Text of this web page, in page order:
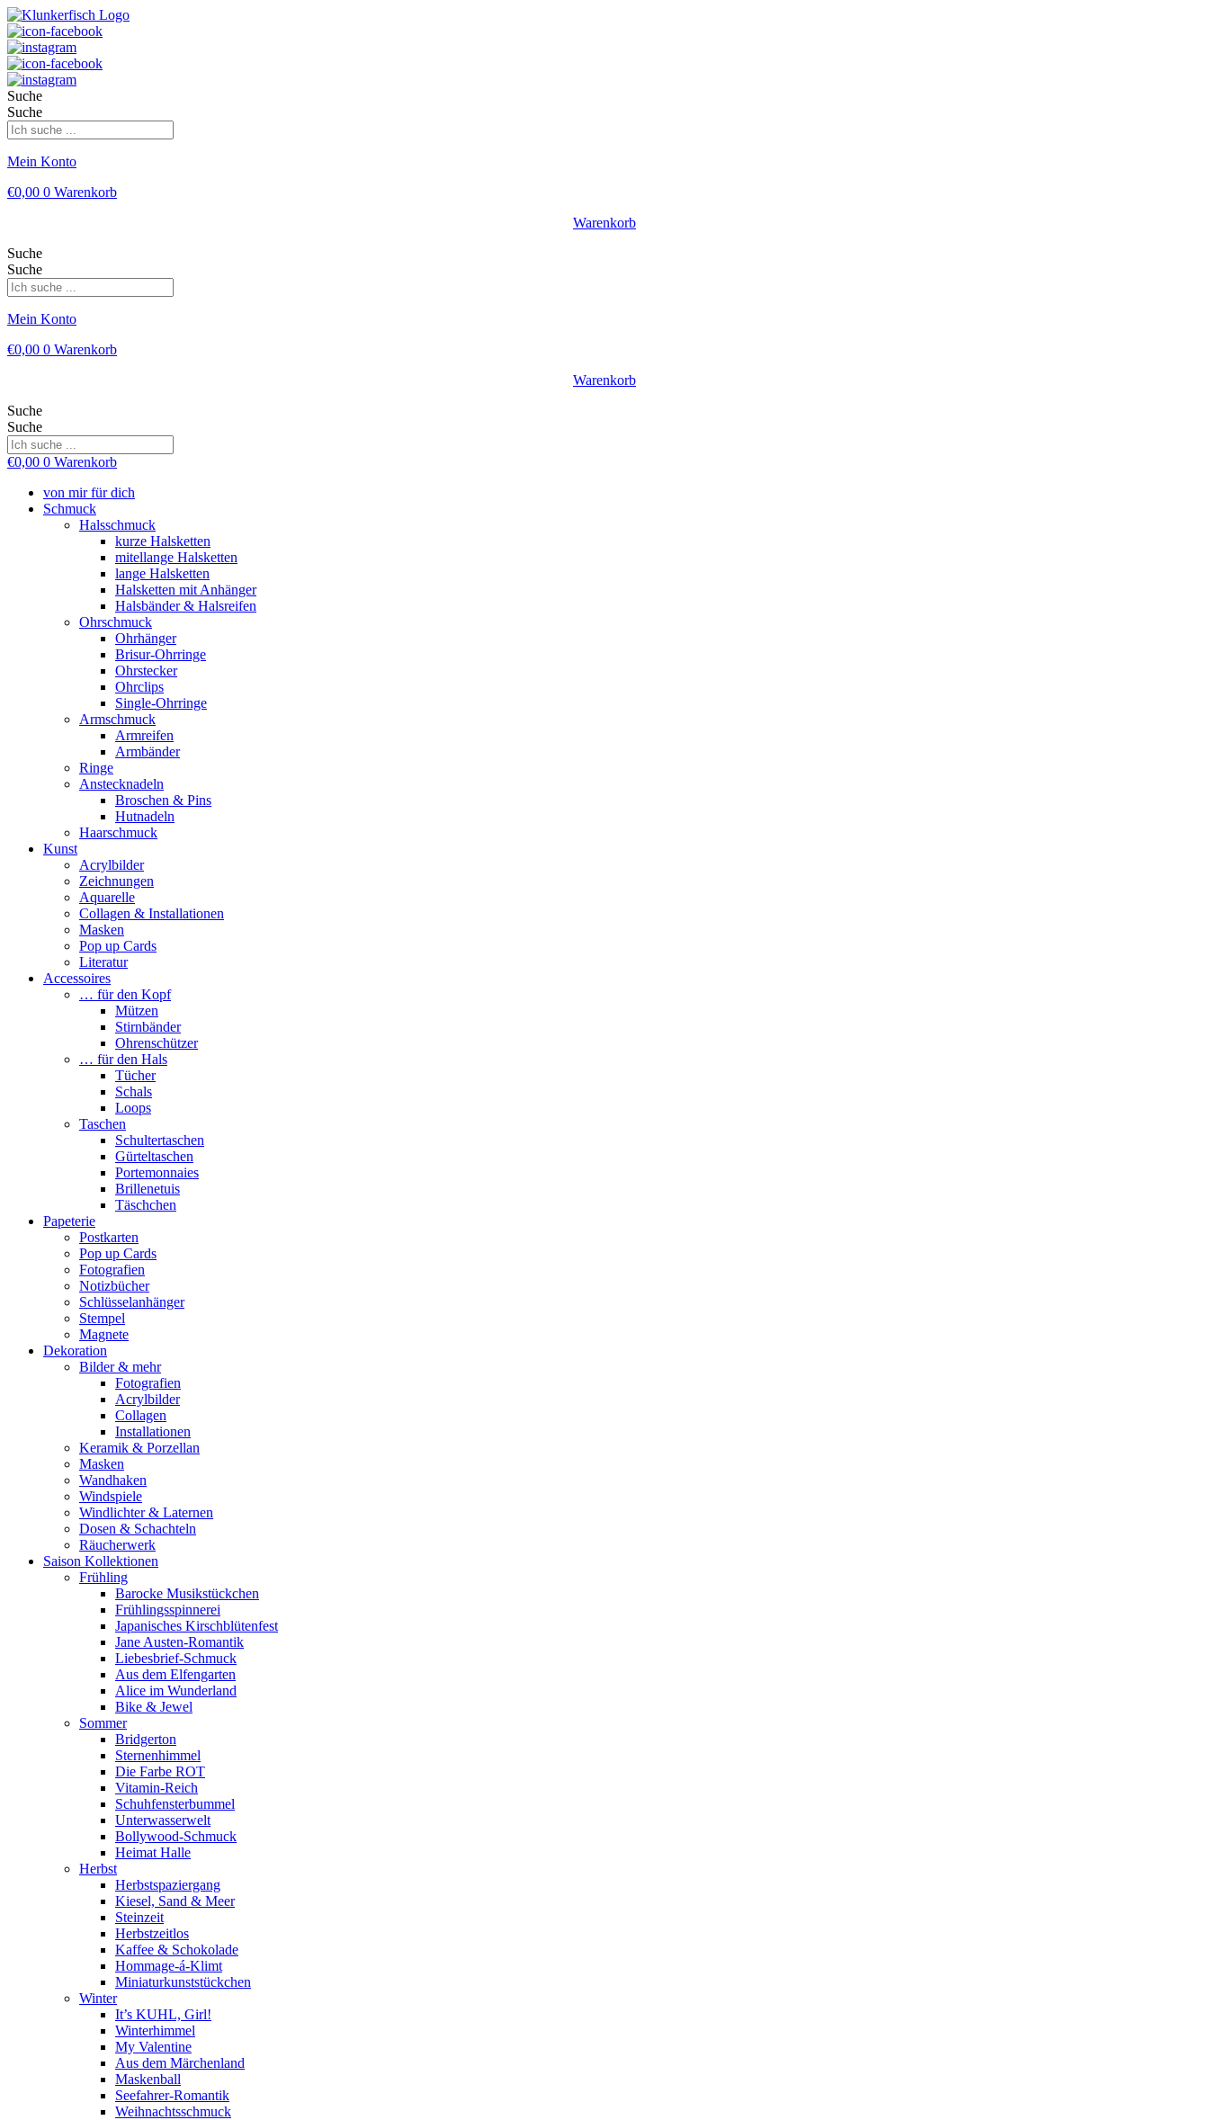
Suche
Suche
Mein Konto
€0,00 0 Warenkorb
Warenkorb
Suche
Suche
Mein Konto
€0,00 0 Warenkorb
Warenkorb
Suche
Suche
€0,00 0 Warenkorb
von mir für dich
Schmuck
Halsschmuck
kurze Halsketten
mitellange Halsketten
lange Halsketten
Halsketten mit Anhänger
Halsbänder & Halsreifen
Ohrschmuck
Ohrhänger
Brisur-Ohrringe
Ohrstecker
Ohrclips
Single-Ohrringe
Armschmuck
Armreifen
Armbänder
Ringe
Anstecknadeln
Broschen & Pins
Hutnadeln
Haarschmuck
Kunst
Acrylbilder
Zeichnungen
Aquarelle
Collagen & Installationen
Masken
Pop up Cards
Literatur
Accessoires
… für den Kopf
Mützen
Stirnbänder
Ohrenschützer
… für den Hals
Tücher
Schals
Loops
Taschen
Schultertaschen
Gürteltaschen
Portemonnaies
Brillenetuis
Täschchen
Papeterie
Postkarten
Pop up Cards
Fotografien
Notizbücher
Schlüsselanhänger
Stempel
Magnete
Dekoration
Bilder & mehr
Fotografien
Acrylbilder
Collagen
Installationen
Keramik & Porzellan
Masken
Wandhaken
Windspiele
Windlichter & Laternen
Dosen & Schachteln
Räucherwerk
Saison Kollektionen
Frühling
Barocke Musikstückchen
Frühlingsspinnerei
Japanisches Kirschblütenfest
Jane Austen-Romantik
Liebesbrief-Schmuck
Aus dem Elfengarten
Alice im Wunderland
Bike & Jewel
Sommer
Bridgerton
Sternenhimmel
Die Farbe ROT
Vitamin-Reich
Schuhfensterbummel
Unterwasserwelt
Bollywood-Schmuck
Heimat Halle
Herbst
Herbstspaziergang
Kiesel, Sand & Meer
Steinzeit
Herbstzeitlos
Kaffee & Schokolade
Hommage-á-Klimt
Miniaturkunststückchen
Winter
It’s KUHL, Girl!
Winterhimmel
My Valentine
Aus dem Märchenland
Maskenball
Seefahrer-Romantik
Weihnachtsschmuck